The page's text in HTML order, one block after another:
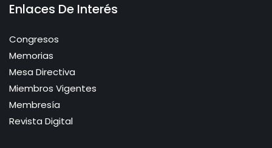
Enlaces De Interés
Congresos
Memorias
Mesa Directiva
Miembros Vigentes
Membresía
Revista Digital